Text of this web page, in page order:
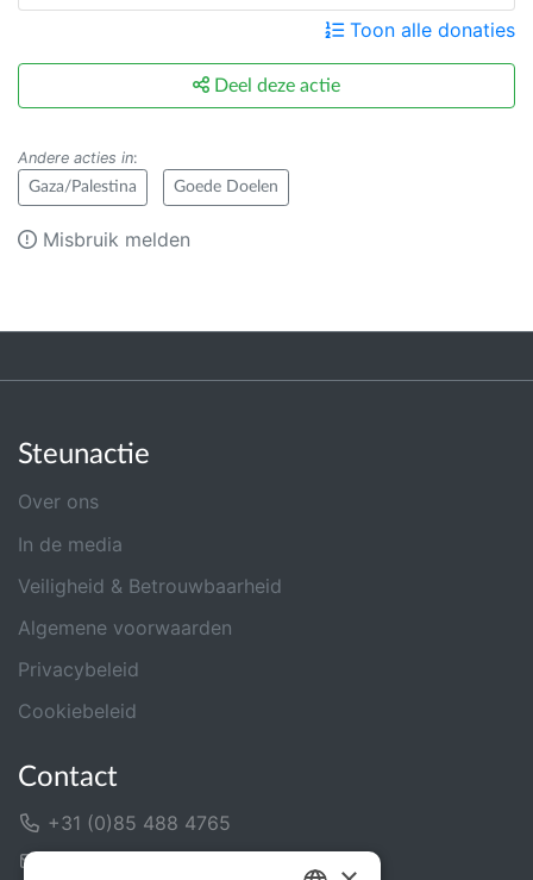
Toon alle donaties
Deel deze actie
Andere acties in:
Gaza/Palestina Goede Doelen
Misbruik melden
Steunactie
Over ons
In de media
Veiligheid & Betrouwbaarheid
Algemene voorwaarden
Privacybeleid
Cookiebeleid
Contact
+31 (0)85 488 4765